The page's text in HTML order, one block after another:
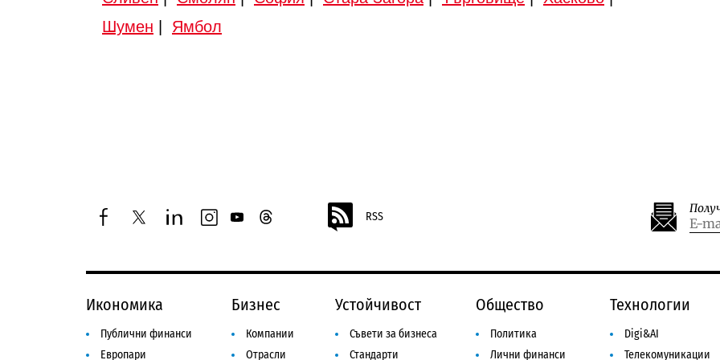
Шумен
Ямбол
facebooktwitterlinkedininstagram
youtubethreads RSS
Икономика
Публични финанси
Европари
Бизнес
Компании
Отрасли
Устойчивост
Съвети за бизнеса
Стандарти
Общество
Политика
Лични финанси
Технологии
Digi&AI
Телекомуникации